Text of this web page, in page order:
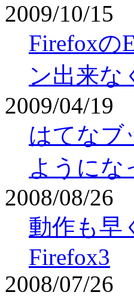
2009/10/15
Firefoxの
ン出来な
2009/04/19
はてなブ
ようにな
2008/08/26
動作も早
Firefox3
2008/07/26